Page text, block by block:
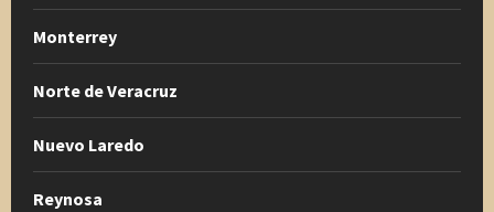
Monterrey
Norte de Veracruz
Nuevo Laredo
Reynosa